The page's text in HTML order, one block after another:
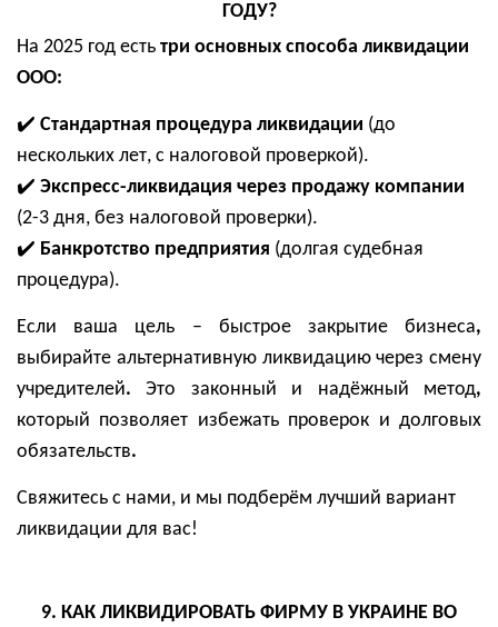
ГОДУ?
На 2025 год есть три основных способа ликвидации
ООО:
✔️ Стандартная процедура ликвидации (до
нескольких лет, с налоговой проверкой).
✔️ Экспресс-ликвидация через продажу компании
(2-3 дня, без налоговой проверки).
✔️ Банкротство предприятия (долгая судебная
процедура).
Если ваша цель – быстрое закрытие бизнеса,
выбирайте альтернативную ликвидацию через смену
учредителей.Это законный и надёжный метод,
который позволяет избежать проверок и долговых
обязательств.
Свяжитесь с нами, и мы подберём лучший вариант
ликвидации для вас!
9. КАК ЛИКВИДИРОВАТЬ ФИРМУ В УКРАИНЕ ВО